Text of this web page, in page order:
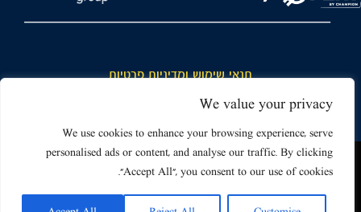
We value your privacy
We use cookies to enhance your browsing experience, serve
personalised ads or content, and analyse our traffic. By clicking
"Accept All", you consent to our use of cookies.
תנאי שימוש ומדיניות פרטיות
כללי כניסה והתנהגות באצטדיון ותנאי שימוש בכרטיסים
דרושים
צור קשר
האתר שאתה גולש בו עשוי להשתמש בעוגיות (קוקיז) ובטכנולוגיות דומות.
על ידי כניסה לאתר אתה מאשר את תנאי השימוש הכוללים שימוש בעוגיות
(קוקיז).